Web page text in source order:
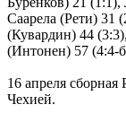
Саарела (Рети) 31
(Кувардин) 44
(Интонен) 57 (4:4-
16 апреля сборная
Чехией.